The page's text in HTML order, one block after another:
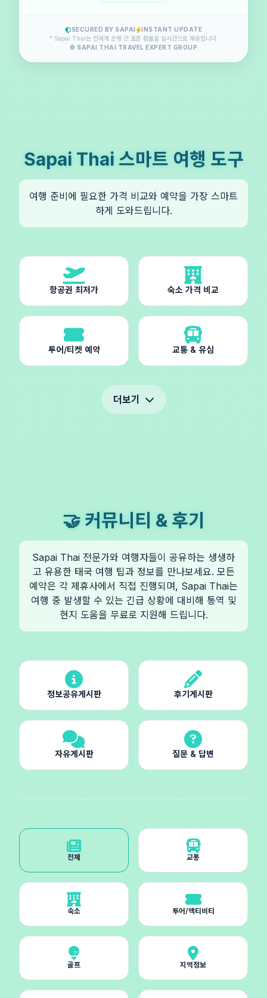
SECURED BY SAPAI
INSTANT UPDATE
* Sapai Thai는 전세계 은행 간 표준 환율을 실시간으로 제공합니다.
© SAPAI THAI TRAVEL EXPERT GROUP
Sapai Thai 스마트 여행 도구
여행 준비에 필요한 가격 비교와 예약을 가장 스마트
하게 도와드립니다.
항공권 최저가 숙소 가격 비교
투어/티켓 예약 교통 & 유심
더보기
🤝 커뮤니티 & 후기
Sapai Thai 전문가와 여행자들이 공유하는 생생하
고 유용한 태국 여행 팁과 정보를 만나보세요. 모든
예약은 각 제휴사에서 직접 진행되며, Sapai Thai는
여행 중 발생할 수 있는 긴급 상황에 대비해 통역 및
현지 도움을 무료로 지원해 드립니다.
정보공유게시판 후기게시판
자유게시판 질문 & 답변
전체 교통
숙소 투어/액티비티
골프 지역정보